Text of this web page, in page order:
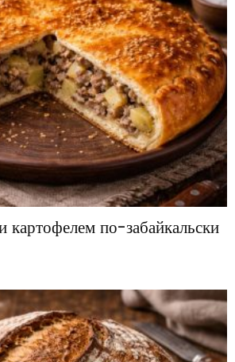
по-забайкальски